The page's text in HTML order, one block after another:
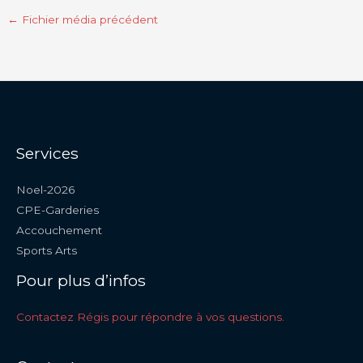
← Fichier média précédent
Services
Noel-2026
CPE-Garderies
Accouchement
Sports Arts
Pour plus d’infos
Contactez Régis pour répondre à vos questions.